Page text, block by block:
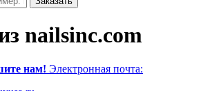
nailsinc.com
нам! Электронная почта: